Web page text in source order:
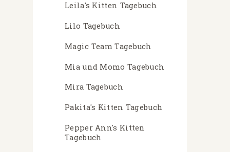
Leila's Kitten Tagebuch
Lilo Tagebuch
Magic Team Tagebuch
Mia und Momo Tagebuch
Mira Tagebuch
Pakita's Kitten Tagebuch
Pepper Ann's Kitten
Tagebuch